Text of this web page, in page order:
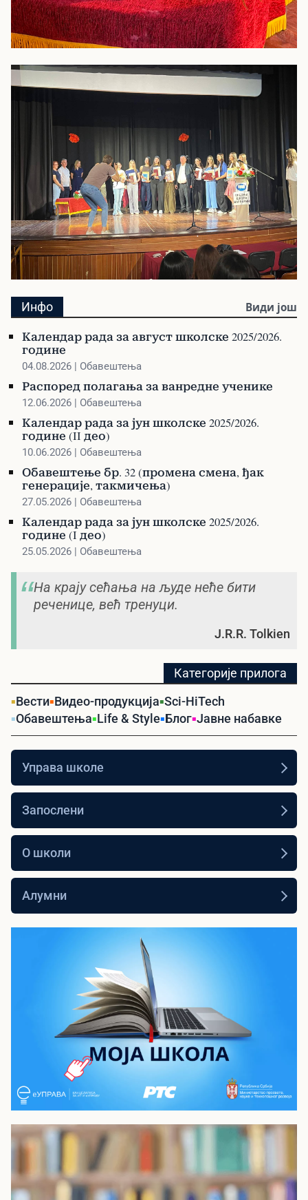
Инфо Види још
Календар рада за август школске 2025/2026.
године
04.08.2026 | Обавештења
Распоред полагања за ванредне ученике
12.06.2026 | Обавештења
Календар рада за јун школске 2025/2026.
године (II део)
10.06.2026 | Обавештења
Обавештење бр. 32 (промена смена, ђак
генерације, такмичења)
27.05.2026 | Обавештења
Календар рада за јун школске 2025/2026.
године (I део)
25.05.2026 | Обавештења
На крају сећања на људе неће бити
реченице, већ тренуци.
J.R.R. Tolkien
Категорије прилога
Вести Видео-продукција Sci-HiTech
Обавештења Life & Style Блог Јавне набавке
Управа школе
Запослени
О школи
Алумни
Моја школа - РТС Планета
Видео лекције из опшеобразовних и
стручних предмета за средњу школу